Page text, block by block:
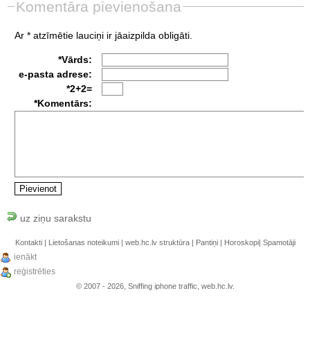
Komentāra pievienošana
Ar * atzīmētie lauciņi ir jāaizpilda obligāti.
*Vārds:
e-pasta adrese:
*2+2=
*Komentārs:
uz ziņu sarakstu
Kontakti| Lietošanas noteikumi| web.hc.lv struktūra| Pantiņi| Horoskopi| Spamotāji
ienākt
reģistrēties
© 2007 - 2026, Sniffing iphone traffic, web.hc.lv.